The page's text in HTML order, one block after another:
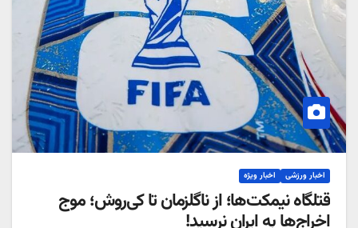
اخبار ورزشی اخبار ویژه
قتلگاه نیمکت‌ها؛ از ناگلزمان تا کی‌روش؛ موج
اخراج‌ها به ایران نرسید!